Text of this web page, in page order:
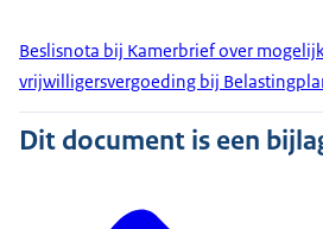
Beslisnota bij Kamerbrief over
vrijwilligersvergoeding bij
Dit document is een